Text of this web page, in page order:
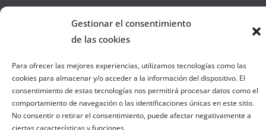
d
W
e
b
Gestionar el consentimiento
de las cookies
Para ofrecer las mejores experiencias, utilizamos tecnologías como las
cookies para almacenar y/o acceder a la información del dispositivo. El
consentimiento de estas tecnologías nos permitirá procesar datos como el
comportamiento de navegación o las identificaciones únicas en este sitio.
No consentir o retirar el consentimiento, puede afectar negativamente a
ciertas características y funciones.